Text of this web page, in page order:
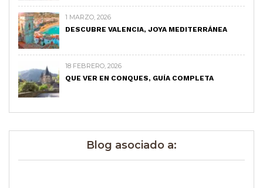
1 MARZO, 2026
DESCUBRE VALENCIA, JOYA MEDITERRÁNEA
18 FEBRERO, 2026
QUE VER EN CONQUES, GUÍA COMPLETA
Blog asociado a: